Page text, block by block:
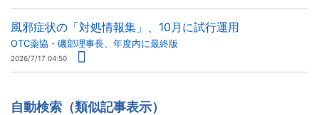
風邪症状の「対処情報集」、10月に試行運用
OTC薬協・磯部理事長、年度内に最終版
2026/7/17 04:50
自動検索（類似記事表示）